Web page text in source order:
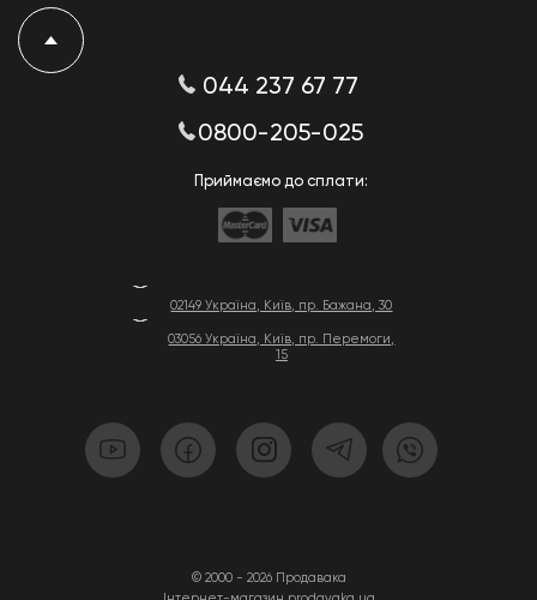
02149 Україна, Київ, пр. Бажана, 30
03056 Україна, Київ, пр. Перемоги,
15
© 2000 - 2026 Продавака
044 237 67 77
0800-205-025
Приймаємо до сплати: